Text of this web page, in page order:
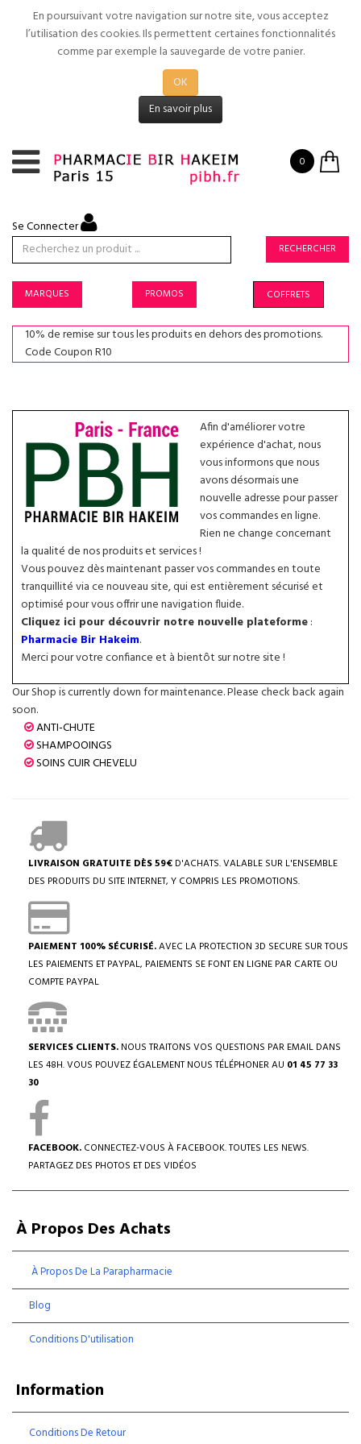
En poursuivant votre navigation sur notre site, vous acceptez
l’utilisation des cookies. Ils permettent certaines fonctionnalités
comme par exemple la sauvegarde de votre panier.
OK
En savoir plus
0
Se Connecter
RECHERCHER
MARQUES PROMOS COFFRETS
10% de remise sur tous les produits en dehors des promotions.
Code Coupon R10
Afin d'améliorer votre
expérience d'achat, nous
vous informons que nous
avons désormais une
nouvelle adresse pour passer
vos commandes en ligne.
Rien ne change concernant
la qualité de nos produits et services !
Vous pouvez dès maintenant passer vos commandes en toute
tranquillité via ce nouveau site, qui est entièrement sécurisé et
optimisé pour vous offrir une navigation fluide.
Cliquez ici pour découvrir notre nouvelle plateforme:
Pharmacie Bir Hakeim.
Merci pour votre confiance et à bientôt sur notre site !
Our Shop is currently down for maintenance. Please check back again
soon.
ANTI-CHUTE
SHAMPOOINGS
SOINS CUIR CHEVELU
LIVRAISON GRATUITE DÈS 59€ D'ACHATS. VALABLE SUR L'ENSEMBLE
DES PRODUITS DU SITE INTERNET, Y COMPRIS LES PROMOTIONS.
PAIEMENT 100% SÉCURISÉ.AVEC LA PROTECTION 3D SECURE SUR TOUS
LES PAIEMENTS ET PAYPAL, PAIEMENTS SE FONT EN LIGNE PAR CARTE OU
COMPTE PAYPAL
SERVICES CLIENTS. NOUS TRAITONS VOS QUESTIONS PAR EMAIL DANS
LES 48H. VOUS POUVEZ ÉGALEMENT NOUS TÉLÉPHONER AU 01 45 77 33
30
FACEBOOK. CONNECTEZ-VOUS À FACEBOOK. TOUTES LES NEWS.
PARTAGEZ DES PHOTOS ET DES VIDÉOS
À Propos Des Achats
À Propos De La Parapharmacie
Blog
Conditions D'utilisation
Information
Conditions De Retour